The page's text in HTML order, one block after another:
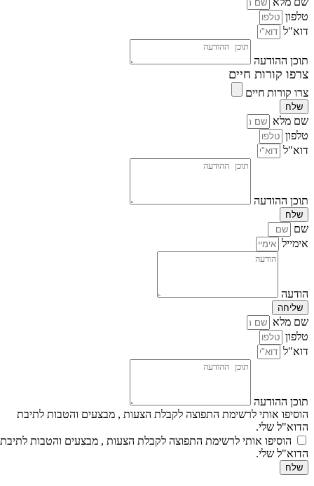
טלפון
דוא"ל
תוכן ההודעה
צרפו קורות חיים
צרו קורות חיים
שלח
שם מלא
טלפון
דוא"ל
תוכן ההודעה
שלח
שם
אימייל
הודעה
שליחה
שם מלא
טלפון
דוא"ל
תוכן ההודעה
הוסיפו אותי לרשימת התפוצה לקבלת הצעות , מבצעים והטבות לתיבת
הדוא"ל שלי.
הוסיפו אותי לרשימת התפוצה לקבלת הצעות , מבצעים והטבות לתיבת
הדוא"ל שלי.
שלח